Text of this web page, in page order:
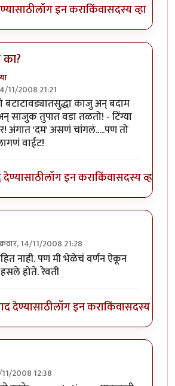
लॉग इन कराकिंवासदस्य व्हा
का?
11/2008 21:21
toएवढच नाही अभिरतभाऊbyरेवती
बटाटावड्यातसुद्धा काजु अन् बदाम
साजुक तुपात वडा तळतो! - टिंग्या
अंगात 'दम' असणं चांगलं.....पण तो
वाईट!
देण्यासाठीलॉग इन कराकिंवासदस्य व्हा
14/11/2008 21:28
toपुरोहित का?byब्रिटिश टिंग्या
नाही. पण मी भेळेचं वर्णन ऐकून
होते. रेवती
देण्यासाठीलॉग इन कराकिंवासदस्य व्हा
2008 12:38